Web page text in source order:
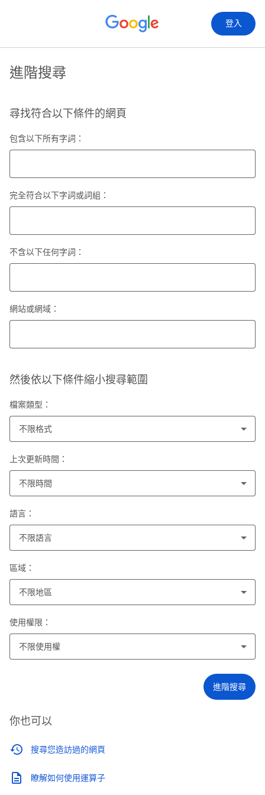
登入
進階搜尋
尋找符合以下條件的網頁
包含以下所有字詞：
完全符合以下字詞或詞組：
不含以下任何字詞：
網站或網域：
然後依以下條件縮小搜尋範圍
檔案類型：
不限格式
上次更新時間：
不限時間
語言：
不限語言
區域：
不限地區
使用權限：
不限使用權
進階搜尋
你也可以
搜尋您造訪過的網頁
瞭解如何使用運算子